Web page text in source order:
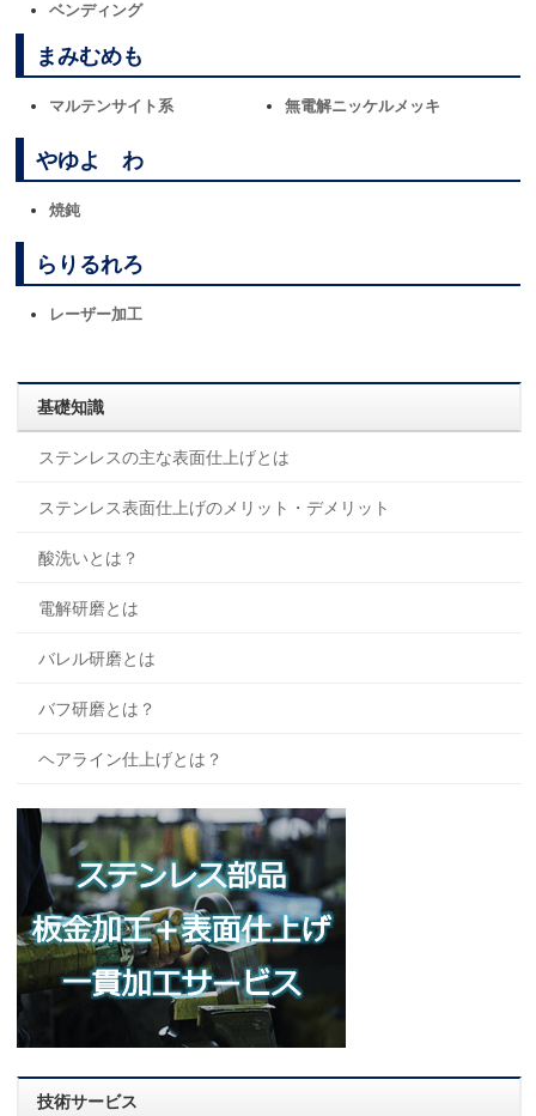
ベンディング
まみむめも
マルテンサイト系 無電解ニッケルメッキ
やゆよ わ
焼鈍
らりるれろ
レーザー加工
基礎知識
ステンレスの主な表面仕上げとは
ステンレス表面仕上げのメリット・デメリット
酸洗いとは？
電解研磨とは
バレル研磨とは
バフ研磨とは？
ヘアライン仕上げとは？
技術サービス